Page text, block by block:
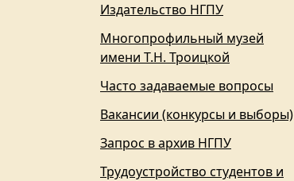
Издательство НГПУ
Многопрофильный музей
имени Т.Н. Троицкой
Часто задаваемые вопросы
Вакансии (конкурсы и выборы)
Запрос в архив НГПУ
Трудоустройство студентов и